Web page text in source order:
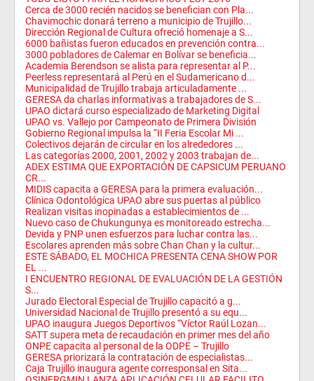
Cerca de 3000 recién nacidos se benefician con Pla...
Chavimochic donará terreno a municipio de Trujillo...
Dirección Regional de Cultura ofreció homenaje a S...
6000 bañistas fueron educados en prevención contra...
3000 pobladores de Calemar en Bolívar se beneficia...
Academia Berendson se alista para representar al P...
Peerless representará al Perú en el Sudamericano d...
Municipalidad de Trujillo trabaja articuladamente ...
GERESA da charlas informativas a trabajadores de S...
UPAO dictará curso especializado de Marketing Digital
UPAO vs. Vallejo por Campeonato de Primera División
Gobierno Regional impulsa la “II Feria Escolar Mi ...
Colectivos dejarán de circular en los alrededores ...
Las categorías 2000, 2001, 2002 y 2003 trabajan de...
ADEX ESTIMA QUE EXPORTACIÓN DE CAPSICUM PERUANO
CR...
MIDIS capacita a GERESA para la primera evaluación...
Clínica Odontológica UPAO abre sus puertas al público
Realizan visitas inopinadas a establecimientos de ...
Nuevo caso de Chukungunya es monitoreado estrecha...
Devida y PNP unen esfuerzos para luchar contra las...
Escolares aprenden más sobre Chan Chan y la cultur...
ESTE SÁBADO, EL MOCHICA PRESENTA CENA SHOW POR
EL ...
I ENCUENTRO REGIONAL DE EVALUACIÓN DE LA GESTIÓN
S...
Jurado Electoral Especial de Trujillo capacitó a g...
Universidad Nacional de Trujillo presentó a su equ...
UPAO inaugura Juegos Deportivos “Víctor Raúl Lozan...
SATT supera meta de recaudación en primer mes del año
ONPE capacita al personal de la ODPE – Trujillo
GERESA priorizará la contratación de especialistas...
Caja Trujillo inaugura agente corresponsal en Sita...